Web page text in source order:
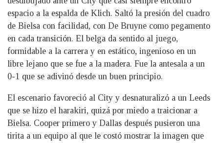
espacio a la espalda de Klich. Saltó la presión del cuadro
de Bielsa con facilidad, con De Bruyne como pegamento
en cada transición. El belga da sentido al juego,
formidable a la carrera y en estático, ingenioso en un
libre lejano que se fue a la madera. Fue la antesala a un
0-1 que se adivinó desde un buen principio.
El escenario favoreció al City y desnaturalizó a un Leeds
que se hizo el harakiri, quizá por miedo a traicionar a
Bielsa. Cooper primero y Dallas después pusieron una
tirita a un equipo al que le costó mostrar la imagen que